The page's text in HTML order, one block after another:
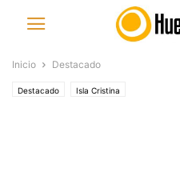
Inicio Destacado
Destacado Isla Cristina